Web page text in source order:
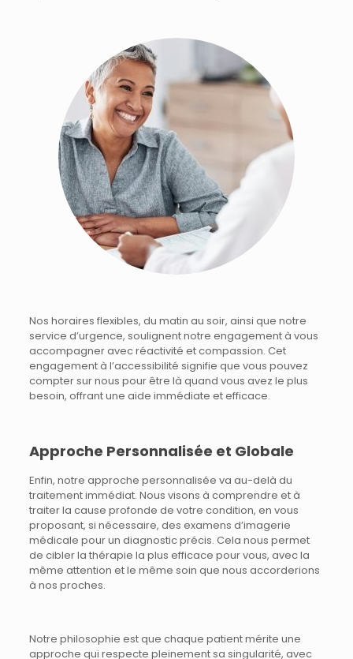
Nos horaires flexibles, du matin au soir, ainsi que notre
service d’urgence, soulignent notre engagement à vous
accompagner avec réactivité et compassion. Cet
engagement à l’accessibilité signifie que vous pouvez
compter sur nous pour être là quand vous avez le plus
besoin, offrant une aide immédiate et efficace.
Approche Personnalisée et Globale
Enfin, notre approche personnalisée va au-delà du
traitement immédiat. Nous visons à comprendre et à
traiter la cause profonde de votre condition, en vous
proposant, si nécessaire, des examens d’imagerie
médicale pour un diagnostic précis. Cela nous permet
de cibler la thérapie la plus efficace pour vous, avec la
même attention et le même soin que nous accorderions
à nos proches.
Notre philosophie est que chaque patient mérite une
approche qui respecte pleinement sa singularité, avec